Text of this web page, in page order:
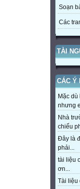
Soạn
Các
TÀI
CÁC Ý
Mặc
nhưng
Nhà
chiếu
Đây là
phải...
tài liệu
ơn...
Tài liệu